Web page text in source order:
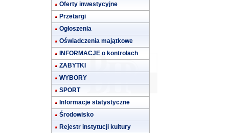
Oferty inwestycyjne
Przetargi
Ogłoszenia
Oświadczenia majątkowe
INFORMACJE o kontrolach
ZABYTKI
WYBORY
SPORT
Informacje statystyczne
Środowisko
Rejestr instytucji kultury